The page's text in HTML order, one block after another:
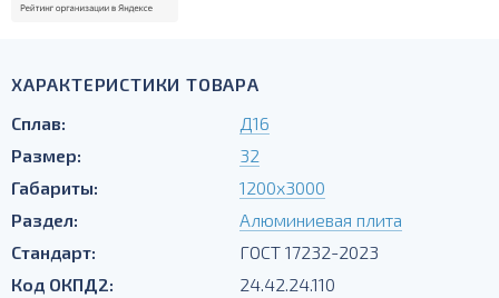
ХАРАКТЕРИСТИКИ ТОВАРА
Сплав:
Д16
Размер:
32
Габариты:
1200х3000
Раздел:
Алюминиевая плита
Стандарт:
ГОСТ 17232-2023
Код ОКПД2:
24.42.24.110